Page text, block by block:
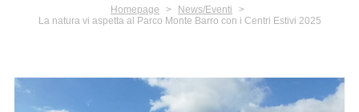
Homepage > News/Eventi
>
La natura vi aspetta al Parco Monte Barro con i Centri Estivi 2025